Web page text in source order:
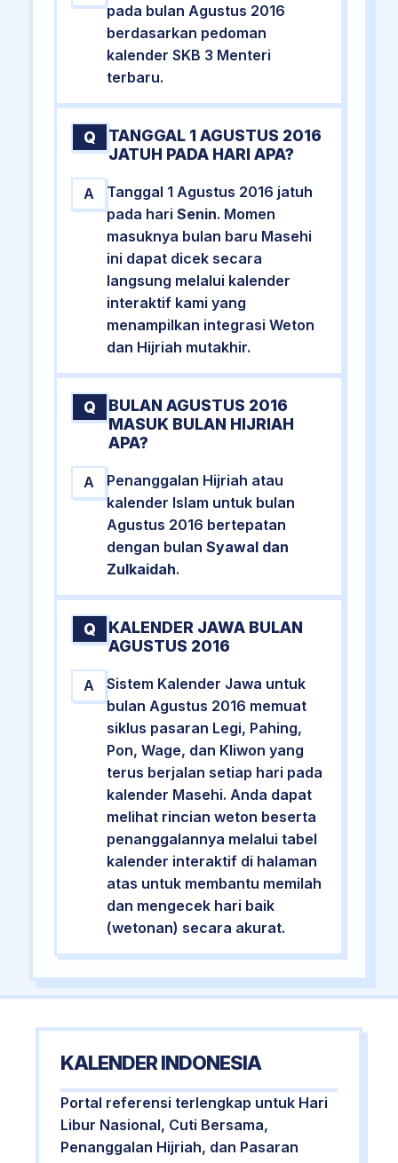
pada bulan Agustus 2016
berdasarkan pedoman
kalender SKB 3 Menteri
terbaru.
Q
TANGGAL 1 AGUSTUS 2016
JATUH PADA HARI APA?
A
Tanggal 1 Agustus 2016 jatuh
pada hari Senin. Momen
masuknya bulan baru Masehi
ini dapat dicek secara
langsung melalui kalender
interaktif kami yang
menampilkan integrasi Weton
dan Hijriah mutakhir.
Q
BULAN AGUSTUS 2016
MASUK BULAN HIJRIAH
APA?
A
Penanggalan Hijriah atau
kalender Islam untuk bulan
Agustus 2016 bertepatan
dengan bulan Syawal dan
Zulkaidah.
Q
KALENDER JAWA BULAN
AGUSTUS 2016
A
Sistem Kalender Jawa untuk
bulan Agustus 2016 memuat
siklus pasaran Legi, Pahing,
Pon, Wage, dan Kliwon yang
terus berjalan setiap hari pada
kalender Masehi. Anda dapat
melihat rincian weton beserta
penanggalannya melalui tabel
kalender interaktif di halaman
atas untuk membantu memilah
dan mengecek hari baik
(wetonan) secara akurat.
KALENDER INDONESIA
Portal referensi terlengkap untuk Hari
Libur Nasional, Cuti Bersama,
Penanggalan Hijriah, dan Pasaran